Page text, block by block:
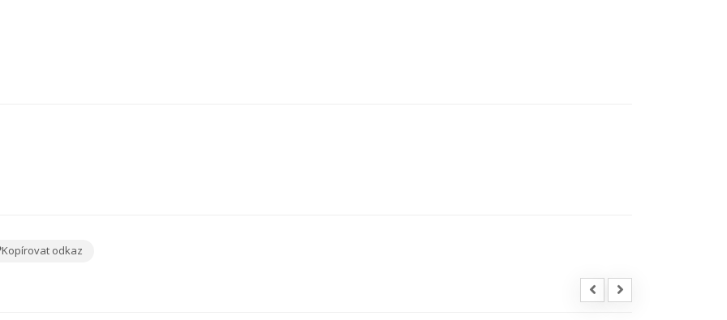
Kopírovat odkaz